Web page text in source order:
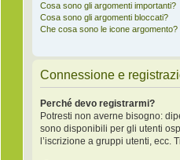
Cosa sono gli argomenti importanti?
Cosa sono gli argomenti bloccati?
Che cosa sono le icone argomento?
Connessione e
Perché devo registrarmi?
Potresti non averne bisogno:
sono disponibili per gli utenti
l’iscrizione a gruppi utenti, ecc.